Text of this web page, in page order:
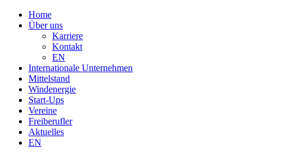
Home
Über uns
Karriere
Kontakt
EN
Internationale Unternehmen
Mittelstand
Windenergie
Start-Ups
Vereine
Freiberufler
Aktuelles
EN